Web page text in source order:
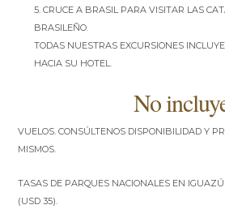
5. Cruce a Brasil para visitar las
brasileño.
TODAS NUESTRAS EXCURSIONES
HACIA SU HOTEL.
No
Vuelos. Consúltenos disponibilidad y
mismos.
Tasas de Parques nacionales en
(USD 35).